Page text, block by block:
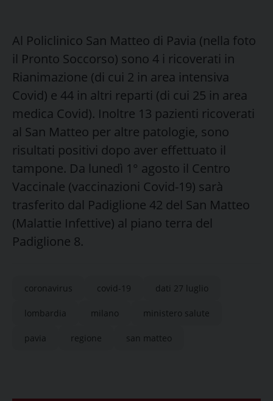
Al Policlinico San Matteo di Pavia (nella foto
il Pronto Soccorso) sono 4 i ricoverati in
Rianimazione (di cui 2 in area intensiva
Covid) e 44 in altri reparti (di cui 25 in area
medica Covid). Inoltre 13 pazienti ricoverati
al San Matteo per altre patologie, sono
risultati positivi dopo aver effettuato il
tampone. Da lunedì 1° agosto il Centro
Vaccinale (vaccinazioni Covid-19) sarà
trasferito dal Padiglione 42 del San Matteo
(Malattie Infettive) al piano terra del
Padiglione 8.
coronavirus covid-19 dati 27 luglio
lombardia milano ministero salute
pavia regione san matteo